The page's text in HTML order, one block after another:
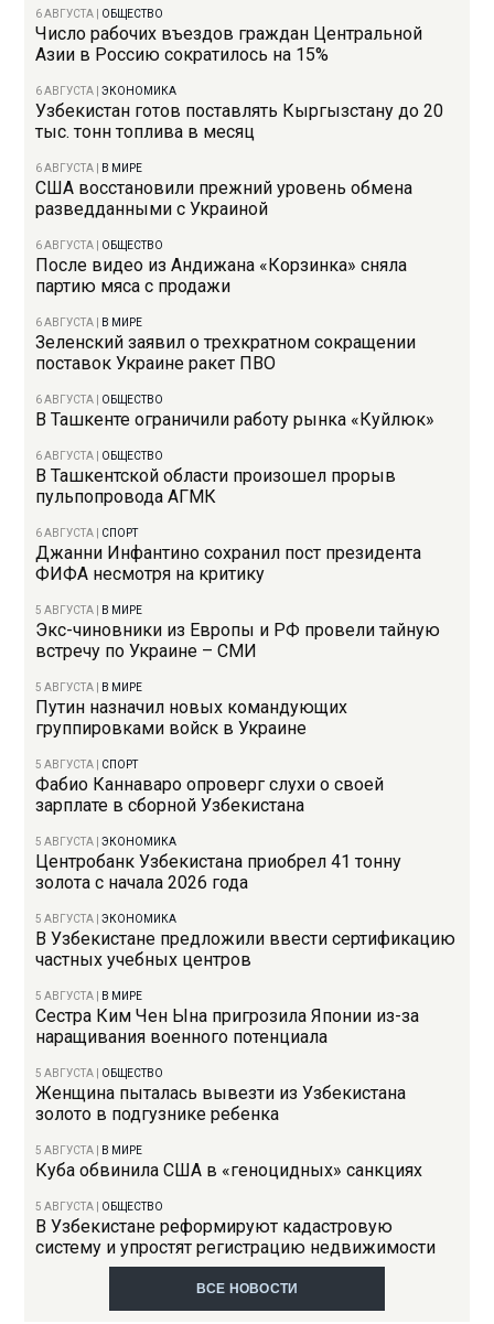
6 АВГУСТА ОБЩЕСТВО
Число рабочих въездов граждан Центральной
Азии в Россию сократилось на 15%
6 АВГУСТА |ЭКОНОМИКА
Узбекистан готов поставлять Кыргызстану до 20
тыс. тонн топлива в месяц
6 АВГУСТА В МИРЕ
США восстановили прежний уровень обмена
разведданными с Украиной
6 АВГУСТА ОБЩЕСТВО
После видео из Андижана «Корзинка» сняла
партию мяса с продажи
6 АВГУСТА В МИРЕ
Зеленский заявил о трехкратном сокращении
поставок Украине ракет ПВО
6 АВГУСТА ОБЩЕСТВО
В Ташкенте ограничили работу рынка «Куйлюк»
6 АВГУСТА ОБЩЕСТВО
В Ташкентской области произошел прорыв
пульпопровода АГМК
6 АВГУСТА СПОРТ
Джанни Инфантино сохранил пост президента
ФИФА несмотря на критику
5 АВГУСТА В МИРЕ
Экс-чиновники из Европы и РФ провели тайную
встречу по Украине – СМИ
5 АВГУСТА В МИРЕ
Путин назначил новых командующих
группировками войск в Украине
5 АВГУСТА СПОРТ
Фабио Каннаваро опроверг слухи о своей
зарплате в сборной Узбекистана
5 АВГУСТА |ЭКОНОМИКА
Центробанк Узбекистана приобрел 41 тонну
золота с начала 2026 года
5 АВГУСТА |ЭКОНОМИКА
В Узбекистане предложили ввести сертификацию
частных учебных центров
5 АВГУСТА В МИРЕ
Сестра Ким Чен Ына пригрозила Японии из-за
наращивания военного потенциала
5 АВГУСТА ОБЩЕСТВО
Женщина пыталась вывезти из Узбекистана
золото в подгузнике ребенка
5 АВГУСТА В МИРЕ
Куба обвинила США в «геноцидных» санкциях
5 АВГУСТА ОБЩЕСТВО
В Узбекистане реформируют кадастровую
систему и упростят регистрацию недвижимости
ВСЕ НОВОСТИ